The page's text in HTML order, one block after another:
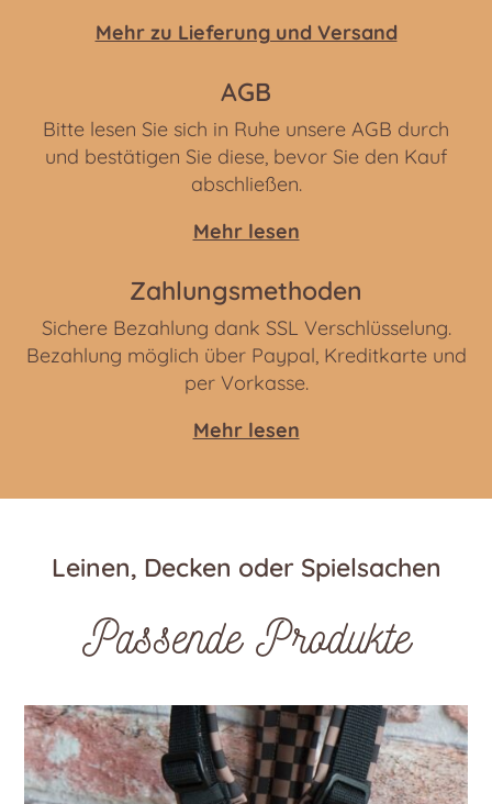
Mehr zu Lieferung und Versand
AGB
Bitte lesen Sie sich in Ruhe unsere AGB durch
und bestätigen Sie diese, bevor Sie den Kauf
abschließen.
Mehr lesen
Zahlungsmethoden
Sichere Bezahlung dank SSL Verschlüsselung.
Bezahlung möglich über Paypal, Kreditkarte und
per Vorkasse.
Mehr lesen
Leinen, Decken oder Spielsachen
Passende Produkte